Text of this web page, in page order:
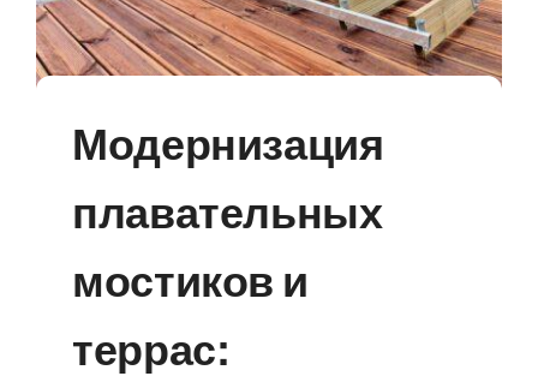
Модернизация
плавательных
мостиков и
террас: